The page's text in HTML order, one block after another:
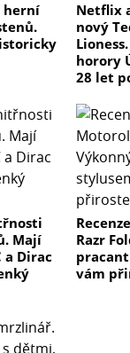
herní
Netflix
nový
horory
28 let
Mají
a Dirac
Razr
vám